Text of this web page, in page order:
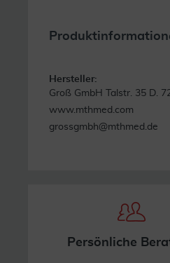
Hersteller:
Groß GmbH Talstr. 35 D.
www.mthmed.com
grossgmbh@mthmed.de
Persönliche